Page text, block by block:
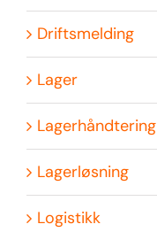
Driftsmelding
Lager
Lagerhåndtering
Lagerløsning
Logistikk